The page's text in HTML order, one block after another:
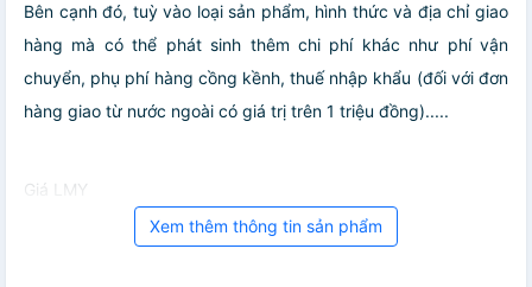
Bên cạnh đó, tuỳ vào loại sản phẩm, hình thức và địa chỉ giao
hàng mà có thể phát sinh thêm chi phí khác như phí vận
chuyển, phụ phí hàng cồng kềnh, thuế nhập khẩu (đối với đơn
hàng giao từ nước ngoài có giá trị trên 1 triệu đồng).....
Giá LMY
Xem thêm thông tin sản phẩm